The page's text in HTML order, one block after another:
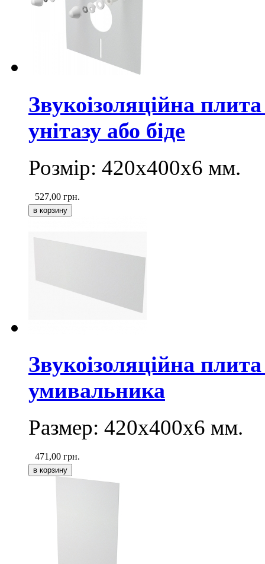
Звукоізоляційна
унітазу або біде
Розмір: 420х400х6 мм.
527,00 грн.
Звукоізоляційна
умивальника
Размер: 420х400х6 мм.
471,00 грн.